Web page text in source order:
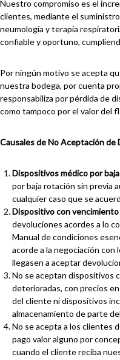
Nuestro compromiso es el
clientes, mediante el
neumología y terapia
confiable y oportuno,
Por ningún motivo se acepta
nuestra bodega, por cuenta
responsabiliza por pérdida de
como tampoco por el valor del
Causales de No Aceptación de
Dispositivos médico por
por baja rotación sin previa
cualquier caso que se
Dispositivo con
devoluciones acordes a lo
Manual de condiciones
acorde a la negociación con
llegasen a aceptar
No se aceptan dispositivos
deterioradas, con precios
del cliente ni dispositivos
almacenamiento de parte
No se acepta a los clientes
pago valor alguno por
cuando el cliente reciba